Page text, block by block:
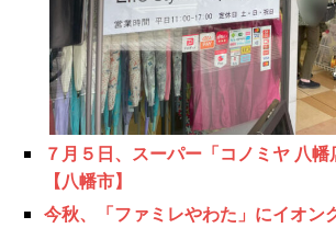
７月５日、スーパー「コノミヤ 八
【八幡市】
今秋、「ファミレやわた」にイオン